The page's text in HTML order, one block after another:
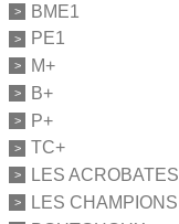
BME1
PE1
M+
B+
P+
TC+
LES ACROBATES
LES CHAMPIONS